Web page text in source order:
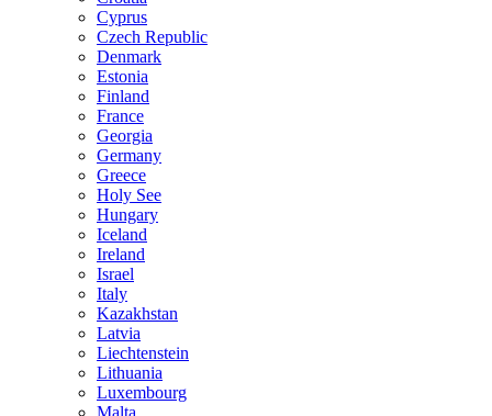
Cyprus
Czech Republic
Denmark
Estonia
Finland
France
Georgia
Germany
Greece
Holy See
Hungary
Iceland
Ireland
Israel
Italy
Kazakhstan
Latvia
Liechtenstein
Lithuania
Luxembourg
Malta